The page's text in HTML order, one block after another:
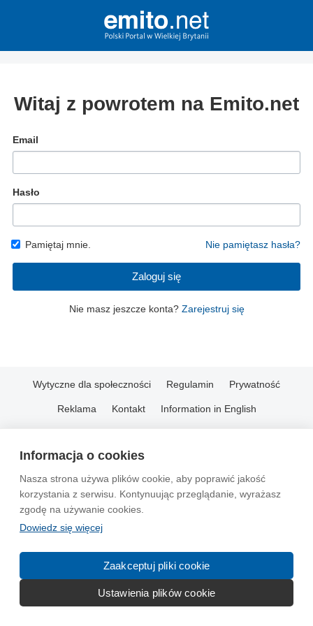
Informacja o cookies
Nasza strona używa plików cookie, aby poprawić jakość
korzystania z serwisu. Kontynuując przeglądanie, wyrażasz
zgodę na używanie cookies.
Dowiedz się więcej
Zaakceptuj pliki cookie
Ustawienia plików cookie
Witaj z powrotem na Emito.net
Email
Hasło
Pamiętaj mnie. Nie pamiętasz hasła?
Zaloguj się
Nie masz jeszcze konta? Zarejestruj się
Wytyczne dla społeczności Regulamin Prywatność
Reklama Kontakt Information in English